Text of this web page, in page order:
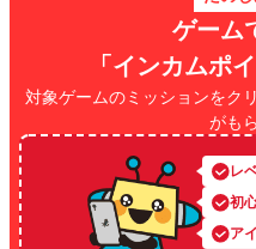
ゲーム
「インカムポ
対象ゲームのミッションをク
がも
レ
初
ア